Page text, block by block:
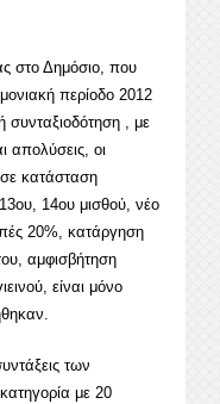
στο Δημόσιο, που
περίοδο 2012
συνταξιοδότηση , με
απολύσεις, οι
κατάσταση
14ου μισθού, νέο
20%, κατάργηση
αμφισβήτηση
είναι μόνο
των
με 20